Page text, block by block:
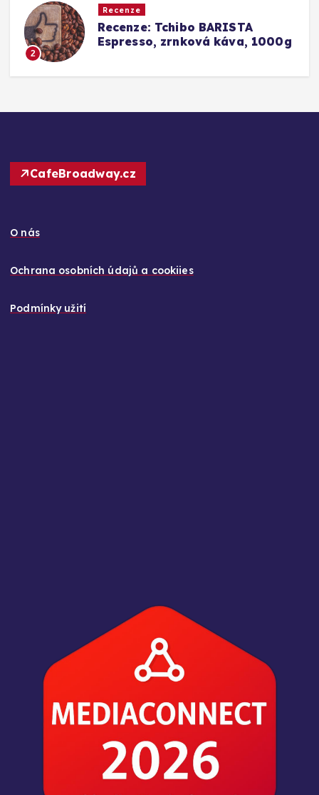
Recenze
Recenze: Tchibo BARISTA
Espresso, zrnková káva, 1000g
CafeBroadway.cz
O nás
Ochrana osobních údajů a cookiies
Podmínky užití